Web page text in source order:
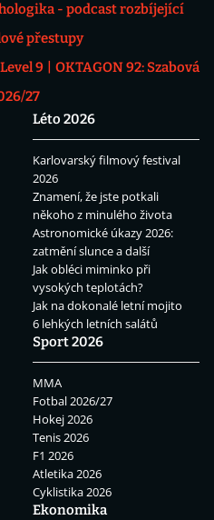
- podcast rozbíjející
přestupy
9
OKTAGON 92: Szabová
27
Léto 2026
Karlovarský filmový festival
2026
Znamení, že jste potkali
někoho z minulého života
Astronomické úkazy 2026:
zatmění slunce a další
Jak obléci miminko při
vysokých teplotách?
Jak na dokonalé letní mojito
6 lehkých letních salátů
Sport 2026
MMA
Fotbal 2026/27
Hokej 2026
Tenis 2026
F1 2026
Atletika 2026
Cyklistika 2026
Ekonomika